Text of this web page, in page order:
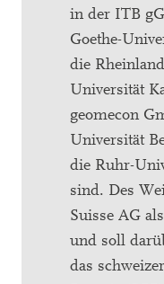
in der ITB
Goethe-
die
Universität
geomecon
Universität
die Ruhr-
sind. Des
Suisse AG
und soll
das